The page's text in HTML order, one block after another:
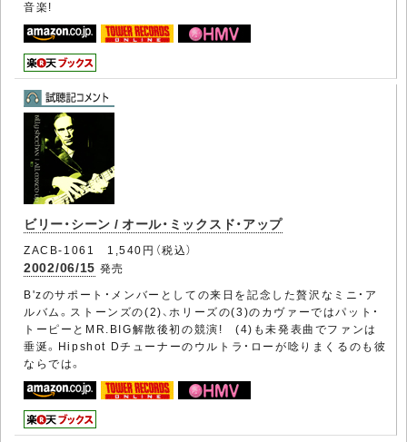
音楽!
ビリー・シーン / オール・ミックスド・アップ
ZACB-1061 1,540円（税込）
2002/06/15 発売
B'zのサポート・メンバーとしての来日を記念した贅沢なミニ・ア
ルバム。ストーンズの(2)、ホリーズの(3)のカヴァーではパット・
トーピーとMR.BIG解散後初の競演! (4)も未発表曲でファンは
垂涎。Hipshot Dチューナーのウルトラ・ローが唸りまくるのも彼
ならでは。